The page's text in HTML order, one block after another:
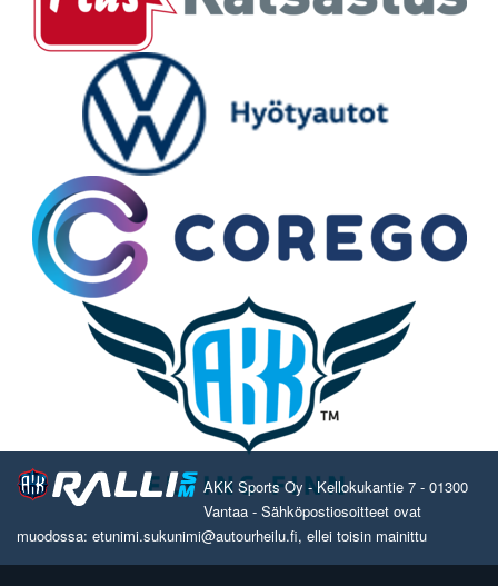
AKK Sports Oy - Kellokukantie 7 - 01300
Vantaa - Sähköpostiosoitteet ovat
muodossa: etunimi.sukunimi@autourheilu.fi, ellei toisin mainittu